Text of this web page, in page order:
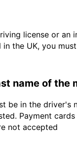
license or an
the UK, you
name of the
be in the
Payment
not accepted